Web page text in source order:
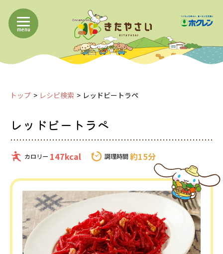
menu
トップ レシピ検索 レッドビートラペ
レッドビートラペ
カロリー 147kcal 調理時間 約15分